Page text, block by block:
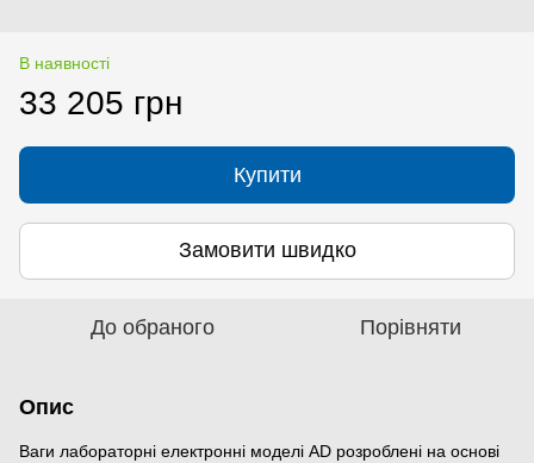
В наявності
33 205 грн
Купити
Замовити швидко
До обраного Порівняти
Опис
Ваги лабораторні електронні моделі AD розроблені на основі